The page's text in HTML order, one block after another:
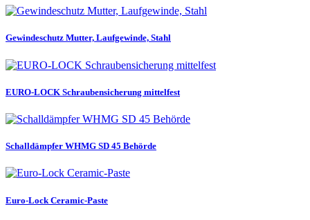
Gewindeschutz Mutter, Laufgewinde, Stahl
EURO-LOCK Schraubensicherung mittelfest
Schalldämpfer WHMG SD 45 Behörde
Euro-Lock Ceramic-Paste